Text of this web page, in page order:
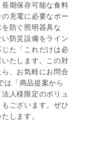
長期保存可能な食料
充電に必要なポー
防ぐ照明器具な
防災設備をライン
た「これだけは必
たします。この対
、お気軽にお問合
は「商品提案から
人様限定のボリュ
ございます。ぜひ
します。